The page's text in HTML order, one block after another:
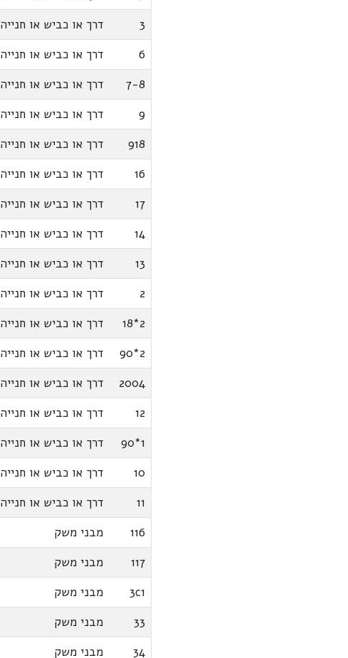
3
דרך או כביש או חנייה
6
דרך או כביש או חנייה
7-8
דרך או כביש או חנייה
9
דרך או כביש או חנייה
918
דרך או כביש או חנייה
16
דרך או כביש או חנייה
17
דרך או כביש או חנייה
14
דרך או כביש או חנייה
13
דרך או כביש או חנייה
2
דרך או כביש או חנייה
2*18
דרך או כביש או חנייה
2*90
דרך או כביש או חנייה
2004
דרך או כביש או חנייה
12
דרך או כביש או חנייה
1*90
דרך או כביש או חנייה
10
דרך או כביש או חנייה
11
דרך או כביש או חנייה
116
מבני משק
117
מבני משק
3c1
מבני משק
33
מבני משק
34
מבני משק